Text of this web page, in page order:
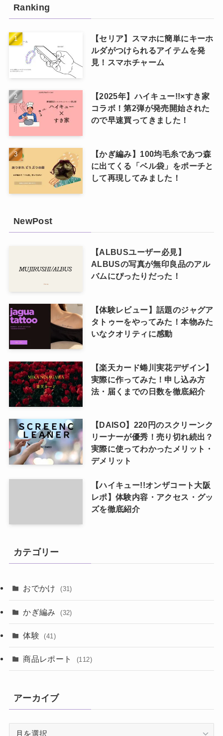
Ranking
【セリア】スマホに簡単にキーホ
ルダがつけられるアイテムを発
見！スマホチャーム
【2025年】ハイキュー!!×すき家
コラボ！第2弾が発売開始された
ので早速買ってきました！
【かぎ編み】100均毛糸であつ森
に出てくる「ベル袋」をポーチと
して再現してみました！
NewPost
【ALBUSユーザー必見】
ALBUSの写真が無印良品のアル
バムにぴったりだった！
【体験レビュー】話題のジャグア
タトゥーをやってみた！本物みた
いなクオリティに感動
【楽天カード蜷川実花デザイン】
実際に作ってみた！申し込み方
法・届くまでの日数を徹底紹介
【DAISO】220円のスクリーンク
リーナーが優秀！売り切れ続出？
実際に使ってわかったメリット・
デメリット
【ハイキュー!!オンザコート大阪
レポ】体験内容・アクセス・グッ
ズを徹底紹介
カテゴリー
おでかけ (31)
かぎ編み (32)
体験 (41)
商品レポート (112)
アーカイブ